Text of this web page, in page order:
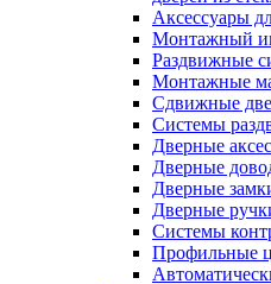
Аксессуары
Монтажный
Раздвижные
Монтажные
Сдвижные
Системы
Дверные
Дверные
Дверные
Дверные
Системы
Профильные